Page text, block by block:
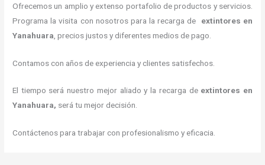
Ofrecemos un amplio y extenso portafolio de productos y servicios.
Programa la visita con nosotros para la recarga de extintores en
Yanahuara , precios justos y diferentes medios de pago.
Contamos con años de experiencia y clientes satisfechos.
El tiempo será nuestro mejor aliado y la recarga de extintores en
Yanahuara, será tu mejor decisión.
Contáctenos para trabajar con profesionalismo y eficacia.